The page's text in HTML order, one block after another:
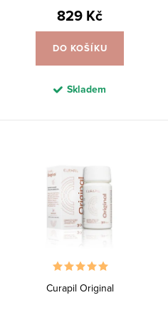
829 Kč
DO KOŠÍKU
Skladem
Curapil Original